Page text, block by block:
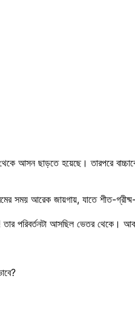
আসন ছাড়তে হয়েছে। তারপরে
সময় আরেক জায়গায়, যাতে শীত-গ্রীষ্ম-
পরিবর্তনটা আসছিল ভেতর থেকে।